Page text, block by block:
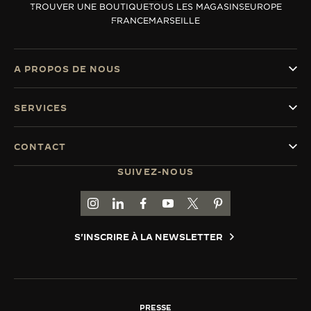
LE VIRTUOSE DU SON
L’ODYSSÉE SIDÉRALE
VOIR LES ÉVÉNEMENTS
TROUVER UNE BOUTIQUETOUS LES MAGASINSEUROPE
FRANCEMARSEILLE
SUIVEZ-NOUS
ACCÉDER À LA PAGE INSTAGRAM DE
ACCÉDER À LA PAGE LINKEDIN DE
ALLER SUR LA PAGE JAEGER-
ACCÉDER À LA PAGE
ALLER SUR LA PAGE
ALLER SUR LA
S'INSCRIRE À LA NEWSLETTER
A PROPOS DE NOUS
SERVICES
CONTACT
PRESSE